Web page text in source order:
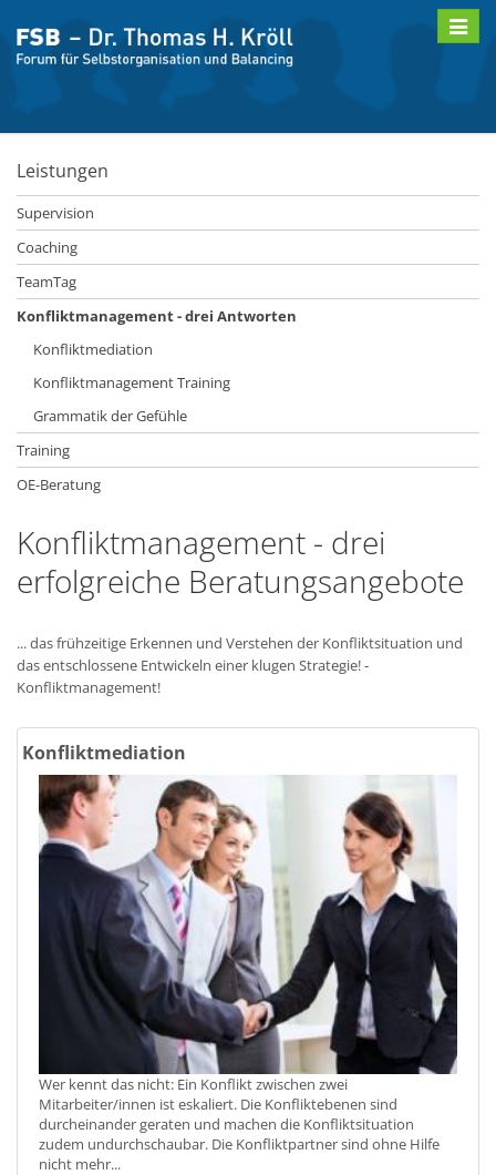
Toggle
Leistungen
Supervision
Coaching
TeamTag
Konfliktmanagement - drei Antworten
Konfliktmediation
Konfliktmanagement Training
Grammatik der Gefühle
Training
OE-Beratung
Konfliktmanagement - drei
erfolgreiche Beratungsangebote
... das frühzeitige Erkennen und Verstehen der Konfliktsituation und
das entschlossene Entwickeln einer klugen Strategie! ‑
Konfliktmanagement!
Konfliktmediation
Wer kennt das nicht: Ein Konflikt zwischen zwei
Mitarbeiter/innen ist eskaliert. Die Konfliktebenen sind
durcheinander geraten und machen die Konfliktsituation
zudem undurchschaubar. Die Konfliktpartner sind ohne Hilfe
nicht mehr...